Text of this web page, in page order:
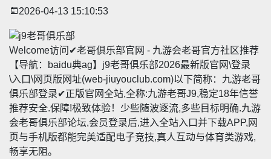
2026-04-13 15:10:53
Welcome访问✔老哥俱乐部官网 - 九游会老哥官方社区推荐
【导航：baidu典ag】j9老哥俱乐部2026最新版官网\登录
\入口\网页版网址(web-jiuyouclub.com)以下简称：九游老哥
俱乐部登录✔正版官网全站,全称:九游老哥J9,稳定18年信誉
推荐安全.保障!极致体验！少些随波逐流,多些目标明确.九游
会老哥俱乐部论坛,会员登录后,进入全站入口并下载APP,网
页与手机版都能完美适配电子竞技,真人互动与体育类游戏,
畅享无阻。